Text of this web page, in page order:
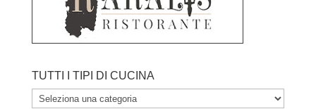
TUTTI I TIPI DI CUCINA
TUTTI